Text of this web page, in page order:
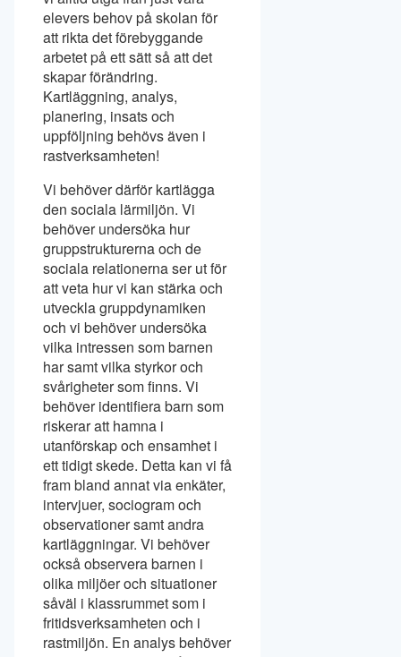
elevers behov på skolan för
att rikta det förebyggande
arbetet på ett sätt så att det
skapar förändring.
Kartläggning, analys,
planering, insats och
uppföljning behövs även i
rastverksamheten!
Vi behöver därför kartlägga
den sociala lärmiljön. Vi
behöver undersöka hur
gruppstrukturerna och de
sociala relationerna ser ut för
att veta hur vi kan stärka och
utveckla gruppdynamiken
och vi behöver undersöka
vilka intressen som barnen
har samt vilka styrkor och
svårigheter som finns. Vi
behöver identifiera barn som
riskerar att hamna i
utanförskap och ensamhet i
ett tidigt skede. Detta kan vi få
fram bland annat via enkäter,
intervjuer, sociogram och
observationer samt andra
kartläggningar. Vi behöver
också observera barnen i
olika miljöer och situationer
såväl i klassrummet som i
fritidsverksamheten och i
rastmiljön. En analys behöver